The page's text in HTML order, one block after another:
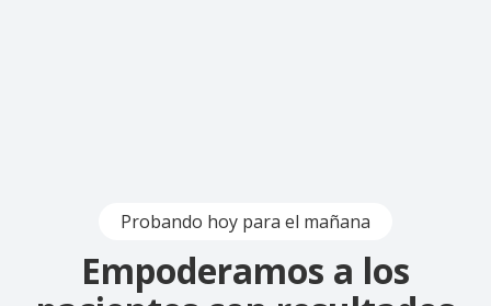
Probando hoy para el mañana
Empoderamos a los